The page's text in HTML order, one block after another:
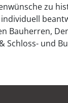
zu
Bauherren,
Schloss- und